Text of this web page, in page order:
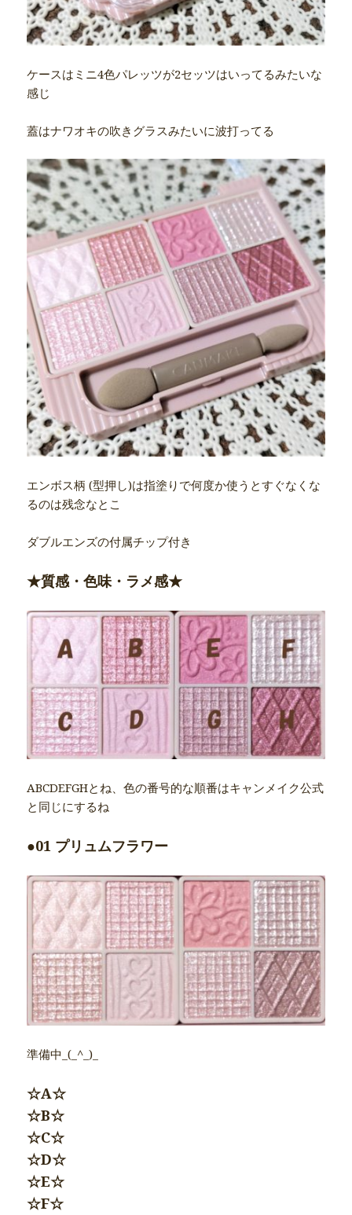
ケースはミニ4色パレッツが2セッツはいってるみたいな
感じ
蓋はナワオキの吹きグラスみたいに波打ってる
エンボス柄 (型押し)は指塗りで何度か使うとすぐなくな
るのは残念なとこ
ダブルエンズの付属チップ付き
★質感・色味・ラメ感★
ABCDEFGHとね、色の番号的な順番はキャンメイク公式
と同じにするね
●01 プリュムフラワー
準備中_(_^_)_
☆A☆
☆B☆
☆C☆
☆D☆
☆E☆
☆F☆